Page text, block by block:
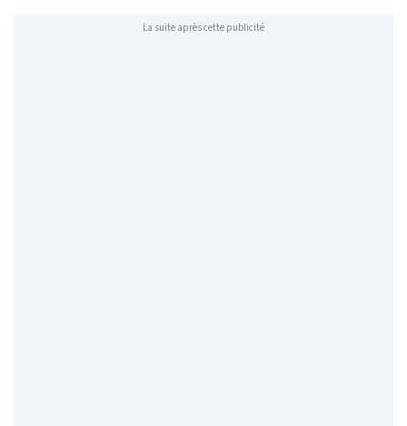
La suite après cette publicité